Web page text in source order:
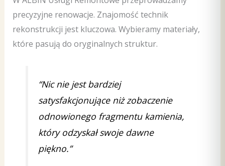
precyzyjne renowacje. Znajomość technik
rekonstrukcji jest kluczowa. Wybieramy materiały,
które pasują do oryginalnych struktur.
“Nic nie jest bardziej
satysfakcjonujące niż zobaczenie
odnowionego fragmentu kamienia,
który odzyskał swoje dawne
piękno.”